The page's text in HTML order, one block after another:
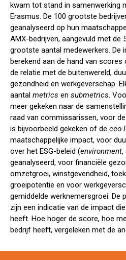
kwam tot stand in samenwerking
Erasmus. De 100 grootste
geanalyseerd op hun
AMX-bedrijven, aangevuld met de
grootste aantal medewerkers. De
berekend aan de hand van
de relatie met de buitenwereld,
gezondheid en werkgeverschap.
aantal metrics en submetrics.
meer gekeken naar de
raad van commissarissen, voor
is bijvoorbeeld gekeken of de
maatschappelijke impact, voor
over het ESG-beleid (environment,
geanalyseerd, voor financiële
omzetgroei, winstgevendheid,
groeipotentie en voor
gemiddelde werknemersgroei. De
zijn een indicatie van de impact
heeft. Hoe hoger de score, hoe
bedrijf heeft, vergeleken met de